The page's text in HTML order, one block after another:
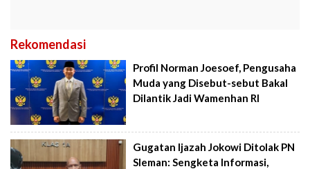
Rekomendasi
Profil Norman Joesoef, Pengusaha
Muda yang Disebut-sebut Bakal
Dilantik Jadi Wamenhan RI
Gugatan Ijazah Jokowi Ditolak PN
Sleman: Sengketa Informasi,